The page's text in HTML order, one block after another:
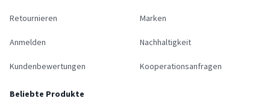
Retournieren
Anmelden
Kundenbewertungen
Marken
Nachhaltigkeit
Kooperationsanfragen
Beliebte Produkte